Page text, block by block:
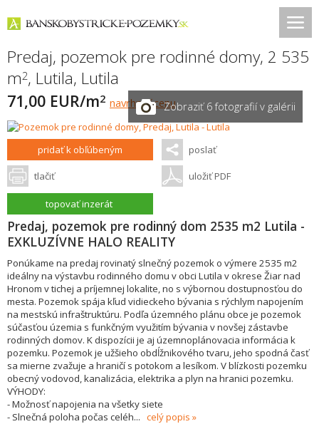
Predaj, pozemok pre rodinné domy, 2 535
m2, Lutila, Lutila
71,00 EUR/m2 navrhnúť cenuZobraziť 6 fotografií v galérii
pridať k obľúbeným poslať
tlačiť uložiť PDF
topovať inzerát
Predaj, pozemok pre rodinný dom 2535 m2 Lutila -
EXKLUZÍVNE HALO REALITY
Ponúkame na predaj rovinatý slnečný pozemok o výmere 2535 m2
ideálny na výstavbu rodinného domu v obci Lutila v okrese Žiar nad
Hronom v tichej a príjemnej lokalite, no s výbornou dostupnosťou do
mesta. Pozemok spája kľud vidieckeho bývania s rýchlym napojením
na mestskú infraštruktúru. Podľa územného plánu obce je pozemok
súčasťou územia s funkčným využitím bývania v novšej zástavbe
rodinných domov. K dispozícii je aj územnoplánovacia informácia k
pozemku. Pozemok je užšieho obdĺžnikového tvaru, jeho spodná časť
sa mierne zvažuje a hraničí s potokom a lesíkom. V blízkosti pozemku
obecný vodovod, kanalizácia, elektrika a plyn na hranici pozemku.
VÝHODY:
- Možnosť napojenia na všetky siete
- Slnečná poloha počas celéh... celý popis